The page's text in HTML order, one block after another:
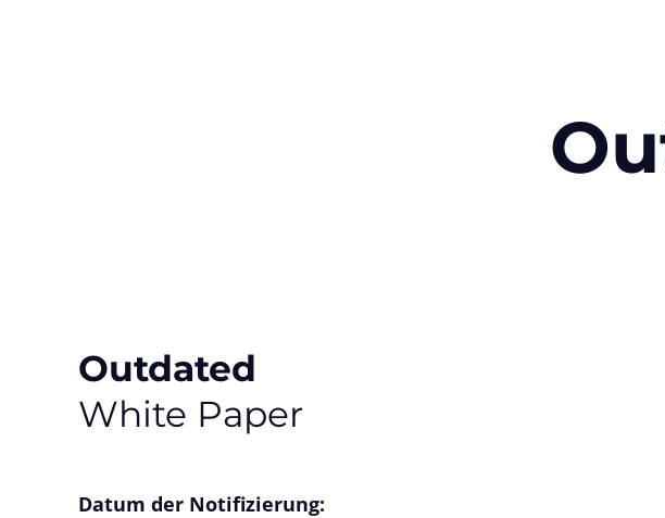
Outdated
White Paper
Datum der Notifizierung: